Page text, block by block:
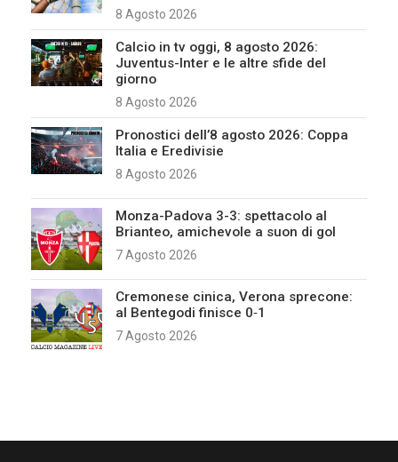
8 Agosto 2026
Calcio in tv oggi, 8 agosto 2026:
Juventus-Inter e le altre sfide del
giorno
8 Agosto 2026
Pronostici dell’8 agosto 2026: Coppa
Italia e Eredivisie
8 Agosto 2026
Monza-Padova 3-3: spettacolo al
Brianteo, amichevole a suon di gol
7 Agosto 2026
Cremonese cinica, Verona sprecone:
al Bentegodi finisce 0‑1
7 Agosto 2026